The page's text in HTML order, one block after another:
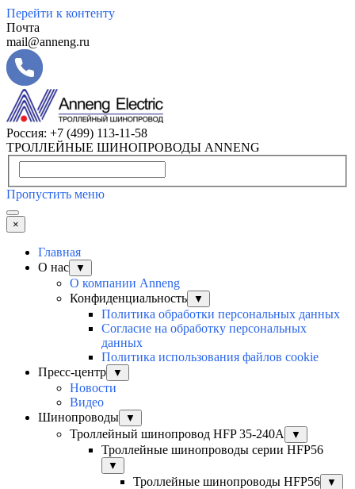
Перейти к контенту
Почта
mail@anneng.ru
Россия: +7 (499) 113-11-58
ТРОЛЛЕЙНЫЕ ШИНОПРОВОДЫ ANNENG
Пропустить меню
×
Главная
О нас
▼
О компании Anneng
Конфиденциальность
▼
Политика обработки персональных данных
Согласие на обработку персональных
данных
Политика использования файлов cookie
Пресс-центр
▼
Новости
Видео
Шинопроводы
▼
Троллейный шинопровод HFP 35-240А ▼
Троллейные шинопроводы серии HFP56
▼
Троллейные шинопроводы HFP56 ▼